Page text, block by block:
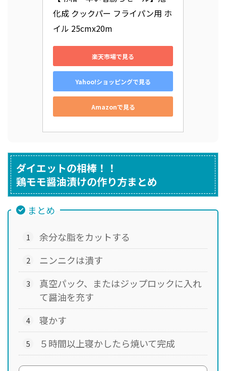
化成 クックパー フライパン用 ホ
イル 25cmx20m
楽天市場で見る
Yahoo!ショッピングで見る
Amazonで見る
ダイエットの相棒！！
鶏モモ醤油漬けの作り方まとめ
まとめ
余分な脂をカットする
ニンニクは潰す
真空パック、またはジップロックに入れ
て醤油を充す
寝かす
５時間以上寝かしたら焼いて完成